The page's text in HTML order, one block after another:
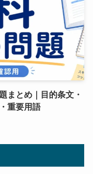
まとめ｜目的条文・
重要用語